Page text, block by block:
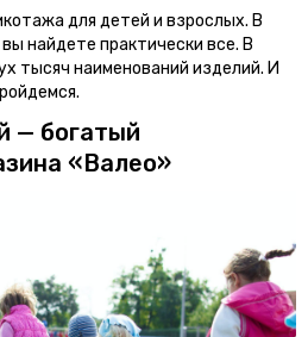
для детей и взрослых. В
найдете практически все. В
тысяч наименований изделий. И
— богатый
«Валео»